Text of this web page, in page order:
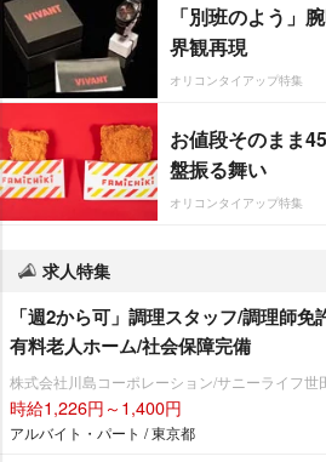
「別班のよう」
界観再現
オリコンタイアップ特集
お値段そのまま
盤振る舞い
オリコンタイアップ特集
求人特集
「週2から可」調理スタッフ/調理師
有料老人ホーム/社会保障完備
株式会社川島コーポレーション/サニーライフ世
時給1,226円～1,400円
アルバイト・パート / 東京都